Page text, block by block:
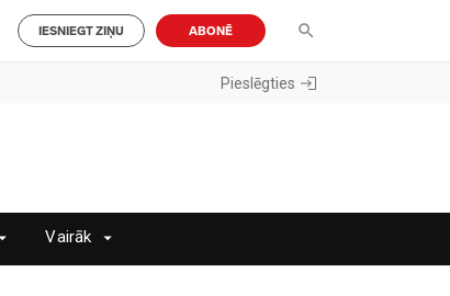
IESNIEGT ZIŅU ABONĒ
Pieslēgties
Vairāk